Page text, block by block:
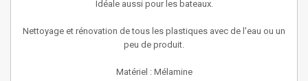
Idéale aussi pour les bateaux.
Nettoyage et rénovation de tous les plastiques avec de l'eau ou un
peu de produit.
Matériel : Mélamine